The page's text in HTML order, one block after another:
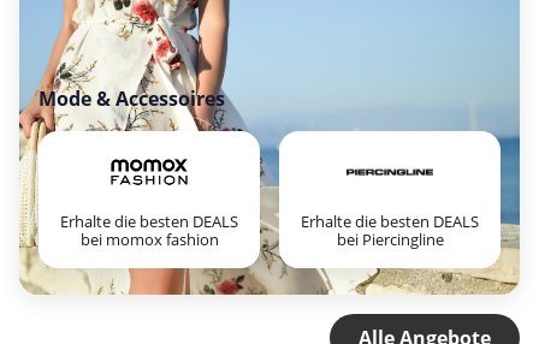
Mode & Accessoires
Erhalte die besten DEALS
bei momox fashion
Erhalte die besten DEALS
bei Piercingline
Alle Angebote